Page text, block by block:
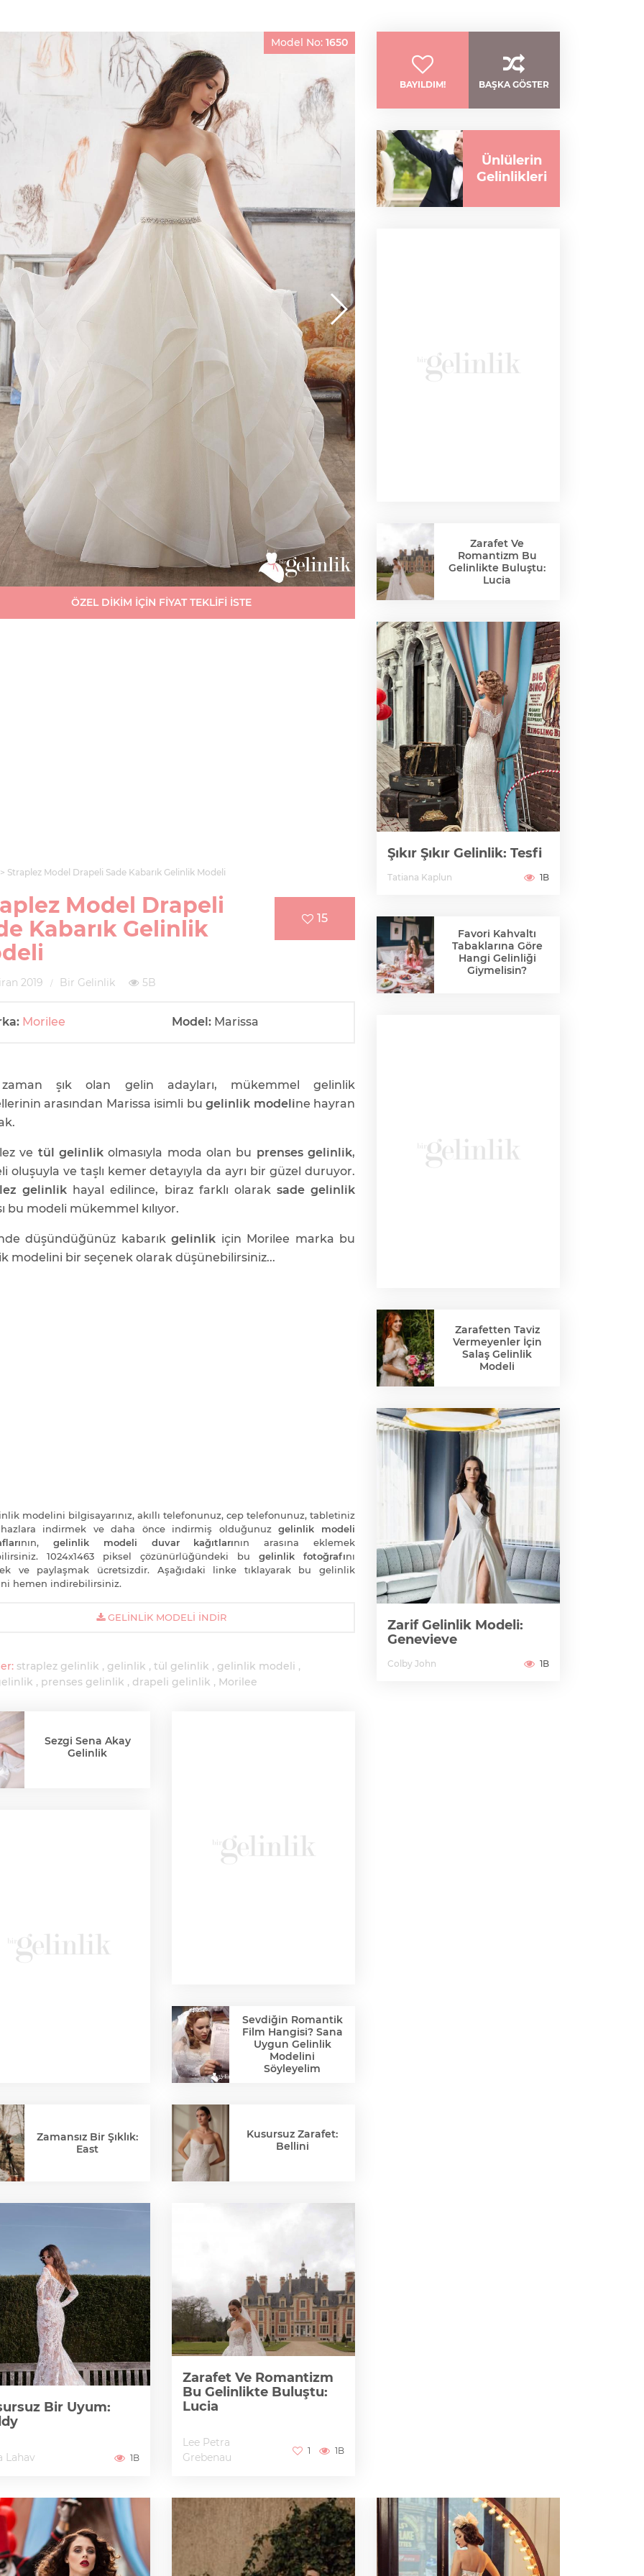
Model No: 1650
ÖZEL DİKİM İÇİN FİYAT TEKLİFİ İSTE
Straplez Model Drapeli Sade Kabarık Gelinlik Modeli
Model Drapeli
Kabarık Gelinlik
15
2019 Bir Gelinlik 5B
Morilee Model: Marissa
şık olan gelin adayları, mükemmel gelinlik
arasından Marissa isimli bugelinlik modeline hayran
ve tül gelinlik olmasıyla moda olan bu prenses gelinlik,
oluşuyla ve taşlı kemer detayıyla da ayrı bir güzel duruyor.
gelinlik hayal edilince, biraz farklı olarak sade gelinlik
bu modeli mükemmel kılıyor.
düşündüğünüz kabarıkgelinlik için Morilee marka bu
modelini bir seçenek olarak düşünebilirsiniz...
modelini bilgisayarınız, akıllı telefonunuz, cep telefonunuz, tabletiniz
indirmek ve daha önce indirmiş olduğunuzgelinlik modeli
nın, gelinlik modeli duvar kağıtlarının arasına eklemek
1024x1463 piksel çözünürlüğündeki bu gelinlik fotoğrafını
ve paylaşmak ücretsizdir. Aşağıdaki linke tıklayarak bu gelinlik
hemen indirebilirsiniz.
GELINLIK MODELI İNDIR
straplez gelinlik gelinlik tül gelinlik
gelinlik modeli
prenses gelinlik drapeli gelinlik Morilee
Sezgi Sena Akay
Gelinlik
Zamansız Bir Şıklık:
East
Bir Uyum:
Lahav 1B
Sevdiğin Romantik
Film Hangisi? Sana
Uygun Gelinlik
Modelini
Söyleyelim
Kusursuz Zarafet:
Bellini
Zarafet Ve Romantizm
Bu Gelinlikte Buluştu:
Lucia
Lee Petra
Grebenau
1 1B
BAYILDIM! BAŞKA GÖSTER
Ünlülerin
Gelinlikleri
Zarafet Ve
Romantizm Bu
Gelinlikte Buluştu:
Lucia
Şıkır Şıkır Gelinlik: Tesfi
Tatiana Kaplun 1B
Favori Kahvaltı
Tabaklarına Göre
Hangi Gelinliği
Giymelisin?
Zarafetten Taviz
Vermeyenler İçin
Salaş Gelinlik
Modeli
Zarif Gelinlik Modeli:
Genevieve
Colby John 1B